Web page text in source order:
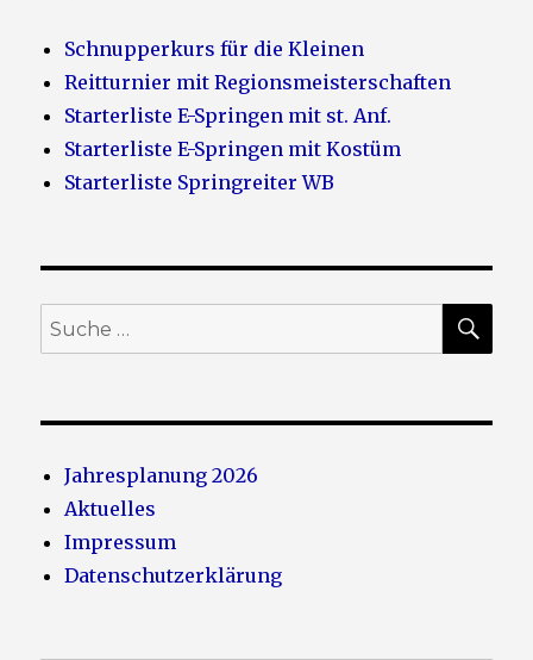
Schnupperkurs für die Kleinen
Reitturnier mit Regionsmeisterschaften
Starterliste E-Springen mit st. Anf.
Starterliste E-Springen mit Kostüm
Starterliste Springreiter WB
Suche
nach:
Jahresplanung 2026
Aktuelles
Impressum
Datenschutzerklärung